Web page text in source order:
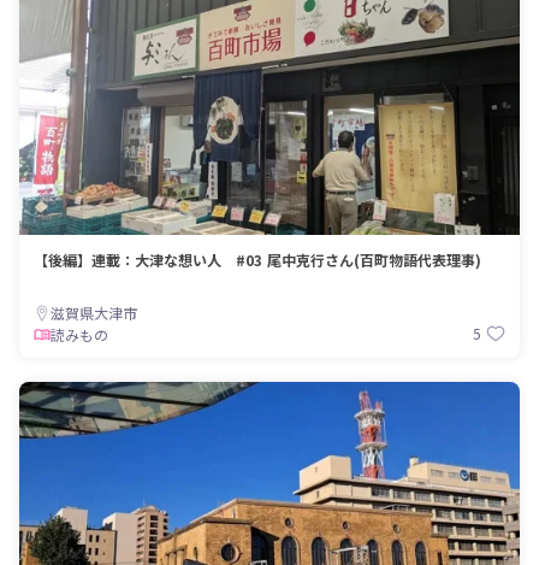
【後編】連載：大津な想い人 #03 尾中克行さん(百町物語代表理事)
滋賀県大津市
読みもの
5